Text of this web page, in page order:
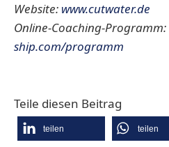
Website: www.cutwater.de
Online-Coaching-Programm:
ship.com/programm
Teile diesen Beitrag
teilen teilen